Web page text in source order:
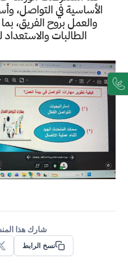
الأساسية في التواصل،
والعمل بروح الفريق،
الطالبات
شارك هذا
نسخ الرابط